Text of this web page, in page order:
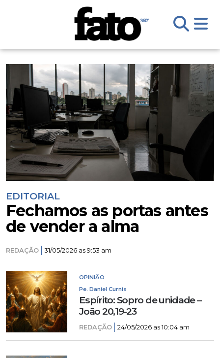
EDITORIAL
Fechamos as portas antes
de vender a alma
REDAÇÃO 31/05/2026 as 9:53 am
OPINIÃO
Pe. Daniel Curnis
Espírito: Sopro de unidade –
João 20,19-23
REDAÇÃO 24/05/2026 as 10:04 am